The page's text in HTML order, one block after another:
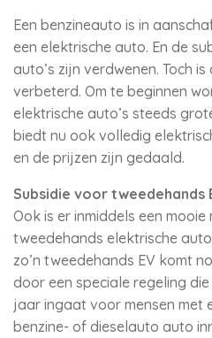
Een benzineauto is in
een elektrische auto. En de
auto’s zijn verdwenen. Toch
verbeterd. Om te beginnen
elektrische auto’s steeds
biedt nu ook volledig
en de prijzen zijn gedaald.
Subsidie voor tweedehands
Ook is er inmiddels een
tweedehands elektrische
zo’n tweedehands EV komt
door een speciale regeling
jaar ingaat voor mensen met
benzine- of dieselauto auto